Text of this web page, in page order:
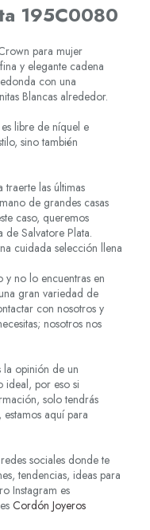
195C0080
para mujer
y elegante cadena
con una
Blancas alrededor.
libre de níquel e
sino también
traerte las últimas
de grandes casas
caso, queremos
de Salvatore Plata.
cuidada selección llena
y no lo encuentras en
gran variedad de
con nosotros y
nosotros nos
la opinión de un
ideal, por eso si
solo tendrás
estamos aquí para
sociales donde te
tendencias, ideas para
Instagram es
Cordón Joyeros